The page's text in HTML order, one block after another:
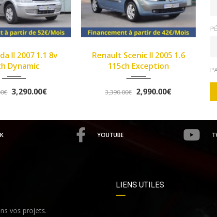
Renault Scenic II 2005 1.6
115ch Exception
3,390.00€
>Opel Corsa IV 2013 1.2
Twinport 85ch
5,758.00€
YOUTUBE
vos projets.
LIENS UTILES